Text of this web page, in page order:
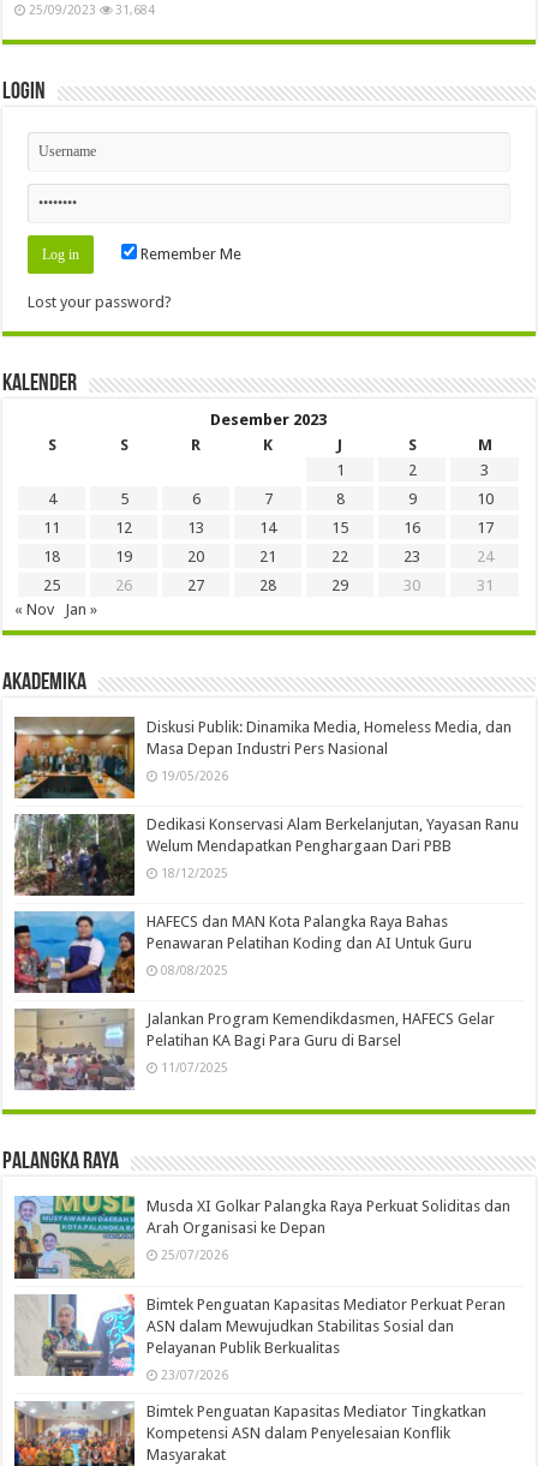
25/09/2023 31,684
Login
Remember Me
Lost your password?
Kalender
Desember 2023
S
S R K J S
M
1
2
3
4
5 6 7 8 9
10
11
12 13 14 15 16
17
18
19 20 21 22 23
24
25
26 27 28 29 30
31
« Nov
Jan »
Akademika
Diskusi Publik: Dinamika Media, Homeless Media, dan
Masa Depan Industri Pers Nasional
19/05/2026
Dedikasi Konservasi Alam Berkelanjutan, Yayasan Ranu
Welum Mendapatkan Penghargaan Dari PBB
18/12/2025
HAFECS dan MAN Kota Palangka Raya Bahas
Penawaran Pelatihan Koding dan AI Untuk Guru
08/08/2025
Jalankan Program Kemendikdasmen, HAFECS Gelar
Pelatihan KA Bagi Para Guru di Barsel
11/07/2025
Palangka Raya
Musda XI Golkar Palangka Raya Perkuat Soliditas dan
Arah Organisasi ke Depan
25/07/2026
Bimtek Penguatan Kapasitas Mediator Perkuat Peran
ASN dalam Mewujudkan Stabilitas Sosial dan
Pelayanan Publik Berkualitas
23/07/2026
Bimtek Penguatan Kapasitas Mediator Tingkatkan
Kompetensi ASN dalam Penyelesaian Konflik
Masyarakat